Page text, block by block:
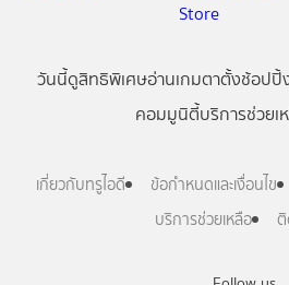
วันนี้ดูสิทธิพิเศษอ่านเกมตาตั้งช้อปปิ้
คอมมูนิตี้บริการช่วยเ
เกี่ยวกับทรูไอดี ข้อกำหนดและเงื่อนไข
บริการช่วยเหลือ
ติ